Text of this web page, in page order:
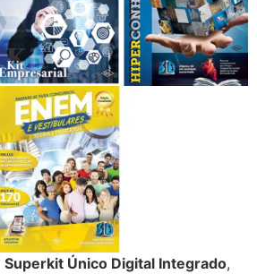
Superkit Único Digital Integrado,